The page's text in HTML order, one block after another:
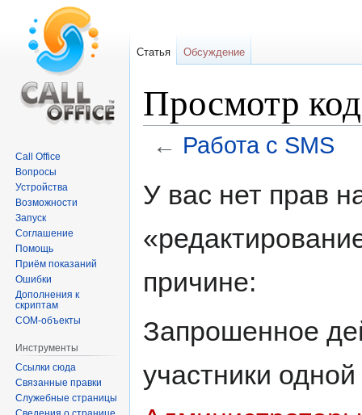
Просмотр
← Работа с SMS
ккУ вас нет прав
причине:
Запрошенное
участники
Статья Обсуждение
Call Office
Вопросы
Устройства
Возможности
Запуск
Соглашение
Помощь
Приём показаний
Ошибки
Дополнения к
скриптам
COM-объекты
Инструменты
Ссылки сюда
Связанные правки
Служебные страницы